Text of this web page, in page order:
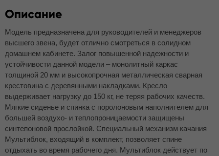
Описание
Модель предназначена для руководителей и менеджеров
высшего звена, будет отлично смотреться в солидном
домашнем кабинете. Залог повышенной надежности и
устойчивости данной модели – монолитный каркас
толщиной 20 мм и высокопрочная металлическая сварная
крестовина с деревянными накладками. Кресло
выдерживает нагрузку до 150 кг, не теряя рабочих качеств.
Мягкие сиденье и спинка с поролоновым наполнителем для
большей воздухо- и теплопроницаемости защищены
синтепоновой прослойкой. Специальный механизм качания
Мультиблок, входящий в комплект, позволяет спине
отдыхать во время рабочего дня. Мультиблок действует по